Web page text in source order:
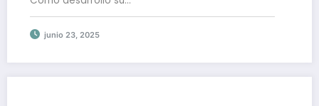
junio 23, 2025